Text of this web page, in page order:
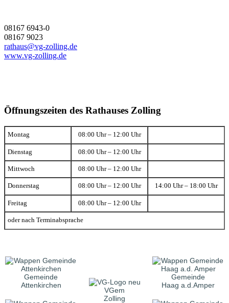
08167 6943-0
08167 9023
rathaus@vg-zolling.de
www.vg-zolling.de
Öffnungszeiten des Rathauses Zolling
Montag 08:00 Uhr – 12:00 Uhr
Dienstag 08:00 Uhr – 12:00 Uhr
Mittwoch 08:00 Uhr – 12:00 Uhr
Donnerstag 08:00 Uhr – 12:00 Uhr 14:00 Uhr – 18:00 Uhr
Freitag 08:00 Uhr – 12:00 Uhr
oder nach Terminabsprache
Gemeinde
Attenkirchen
VGem
Zolling
Gemeinde
Haag a.d.Amper